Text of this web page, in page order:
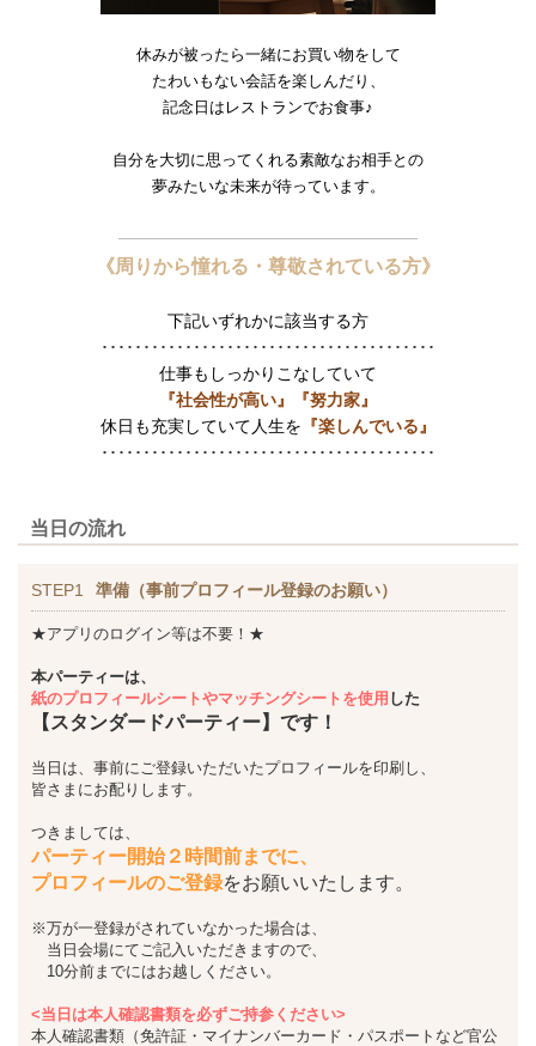
休みが被ったら一緒にお買い物をして
たわいもない会話を楽しんだり、
記念日はレストランでお食事♪
自分を大切に思ってくれる素敵なお相手との
夢みたいな未来が待っています。
《周りから憧れる・尊敬されている方》
下記いずれかに該当する方
････････････････････････････････････････
仕事もしっかりこなしていて
『社会性が高い』
『努力家』
休日も充実していて人生を 『楽しんでいる』
････････････････････････････････････････
当日の流れ
STEP1 準備（事前プロフィール登録のお願い）
★アプリのログイン等は不要！★
本パーティーは、
紙のプロフィールシートやマッチングシートを使用 した
【スタンダードパーティー】です！
当日は、事前にご登録いただいたプロフィールを印刷し、
皆さまにお配りします。
つきましては、
パーティー開始２時間前までに、
プロフィールのご登録をお願いいたします。
※万が一登録がされていなかった場合は、
当日会場にてご記入いただきますので、
10分前までにはお越しください。
<当日は本人確認書類を必ずご持参ください>
本人確認書類（免許証・マイナンバーカード・パスポートなど官公